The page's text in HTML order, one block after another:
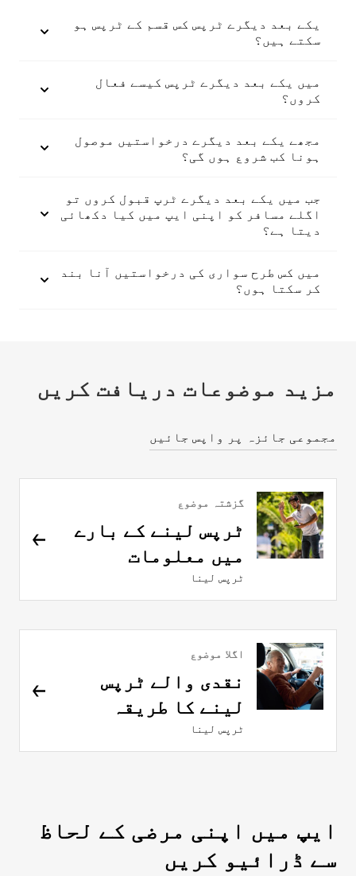
یکے بعد دیگرے ٹرپس کس قسم کے ٹرپس ہو
سکتے ہیں؟
میں یکے بعد دیگرے ٹرپس کیسے فعال
کروں؟
مجھے یکے بعد دیگرے درخواستیں موصول
ہونا کب شروع ہوں گی؟
جب میں یکے بعد دیگرے ٹرپ قبول کروں تو
اگلے مسافر کو اپنی ایپ میں کیا دکھائی
دیتا ہے؟
میں کس طرح سواری کی درخواستیں آنا بند
کر سکتا ہوں؟
مزید موضوعات دریافت کریں
مجموعی جائزہ پر واپس جائیں
گزشتہ موضوع
ٹرپس لینے کے بارے
میں معلومات
ٹرپس لینا
اگلا موضوع
نقدی والے ٹرپس
لینے کا طریقہ
ٹرپس لینا
ایپ میں اپنی مرضی کے لحاظ
سے ڈرائیو کریں